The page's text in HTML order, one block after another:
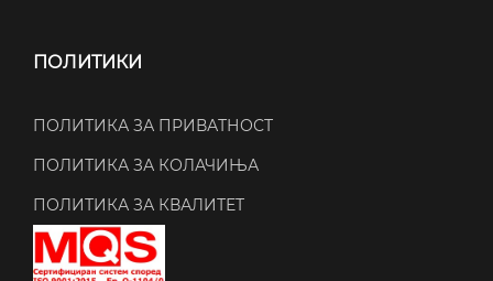
ПОЛИТИКИ
ПОЛИТИКА ЗА ПРИВАТНОСТ
ПОЛИТИКА ЗА КОЛАЧИЊА
ПОЛИТИКА ЗА КВАЛИТЕТ